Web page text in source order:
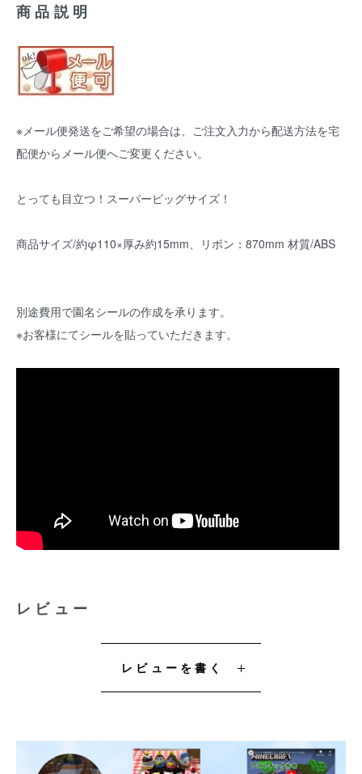
商品説明
※メール便発送をご希望の場合は、ご注文入力から配送方法を宅
配便からメール便へご変更ください。
とっても目立つ！スーパービッグサイズ！
商品サイズ/約φ110×厚み約15mm、リボン：870mm 材質/ABS
別途費用で園名シールの作成を承ります。
※お客様にてシールを貼っていただきます。
レビュー
レビューを書く